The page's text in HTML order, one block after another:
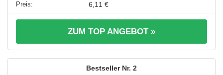
6,11 €
ZUM TOP ANGEBOT »
2